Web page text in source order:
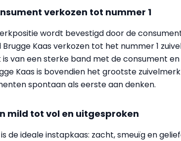
verkozen tot nummer 1
wordt bevestigd door de
Kaas verkozen tot het nummer 1
van een sterke band met de consument
Kaas is bovendien het grootste
spontaan als eerste aan denken.
mild tot vol en uitgesproken
de ideale instapkaas: zacht, smeuïg en